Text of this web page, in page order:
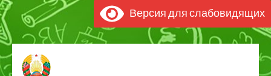
Версия для слабовидящих
Перейти